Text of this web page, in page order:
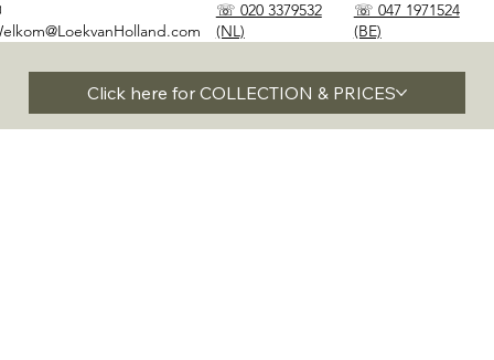
☏ 020 3379532
(NL)
☏ 047 1971524
(BE)
Click here for COLLECTION & PRICES